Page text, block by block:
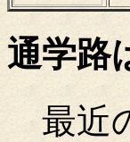
通学路
最近